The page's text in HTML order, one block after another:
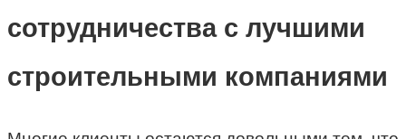
сотрудничества с лучшими
строительными компаниями